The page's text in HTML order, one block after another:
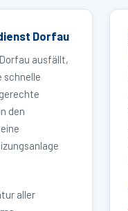
Dorfau
ausfällt,
schnelle
den
aller